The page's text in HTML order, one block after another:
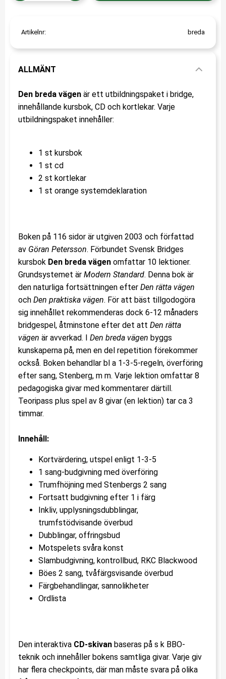
Artikelnr breda
ALLMÄNT
Den breda vägen är ett utbildningspaket i bridge,
innehållande kursbok, CD och kortlekar. Varje
utbildningspaket innehåller:
1 st kursbok
1 st cd
2 st kortlekar
1 st orange systemdeklaration
Boken på 116 sidor är utgiven 2003 och författad
av Göran Petersson. Förbundet Svensk Bridges
kursbok Den breda vägen omfattar 10 lektioner.
Grundsystemet är Modern Standard. Denna bok är
den naturliga fortsättningen efter Den rätta vägen
och Den praktiska vägen. För att bäst tillgodogöra
sig innehållet rekommenderas dock 6-12 månaders
bridgespel, åtminstone efter det att Den rätta
vägen är avverkad. I Den breda vägen byggs
kunskaperna på, men en del repetition förekommer
också. Boken behandlar bl a 1-3-5-regeln, överföring
efter sang, Stenberg, m m. Varje lektion omfattar 8
pedagogiska givar med kommentarer därtill.
Teoripass plus spel av 8 givar (en lektion) tar ca 3
timmar.
Innehåll:
Kortvärdering, utspel enligt 1-3-5
1 sang-budgivning med överföring
Trumfhöjning med Stenbergs 2 sang
Fortsatt budgivning efter 1 i färg
Inkliv, upplysningsdubblingar,
trumfstödvisande överbud
Dubblingar, offringsbud
Motspelets svåra konst
Slambudgivning, kontrollbud, RKC Blackwood
Böes 2 sang, tvåfärgsvisande överbud
Färgbehandlingar, sannolikheter
Ordlista
Den interaktiva CD-skivan baseras på s k BBO-
teknik och innehåller bokens samtliga givar. Varje giv
har flera checkpoints, där man måste svara på olika